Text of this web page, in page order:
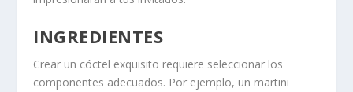
INGREDIENTES
Crear un cóctel exquisito requiere seleccionar los
componentes adecuados. Por ejemplo, un martini